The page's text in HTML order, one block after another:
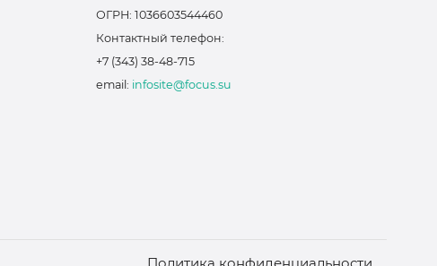
ОГРН: 1036603544460
Контактный телефон:
+7 (343) 38-48-715
email: infosite@focus.su